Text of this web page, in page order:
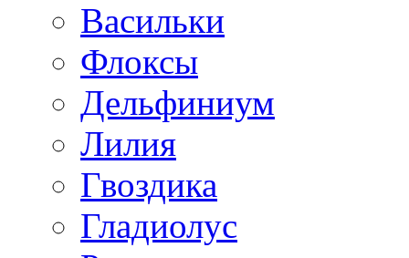
Васильки
Флоксы
Дельфиниум
Лилия
Гвоздика
Гладиолус